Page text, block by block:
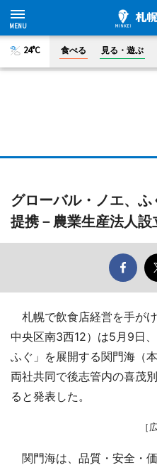
24°C 食べる 見る・遊ぶ
グローバル・ノエ、
提携－農業生産法人設
札幌で飲食店経営を手が
中央区南3西12）は5月9日
ふぐ」を展開する関門海（
両社共同で後志管内の喜茂
ると発表した。
［
関門海は、品質・安全・